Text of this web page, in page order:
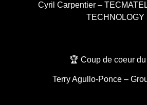
Cyril Carpentier –
TECHNOLOGY
🏆 Coup de coeur
Terry Agullo-Ponce –